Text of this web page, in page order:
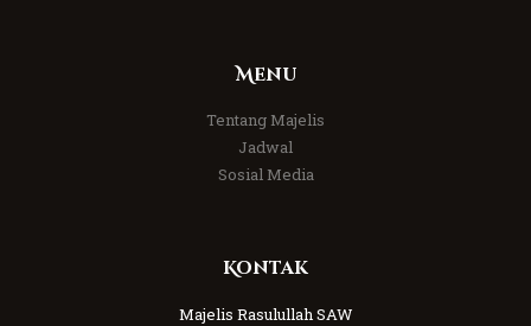
Menu
Tentang Majelis
Jadwal
Sosial Media
Kontak
Majelis Rasulullah SAW